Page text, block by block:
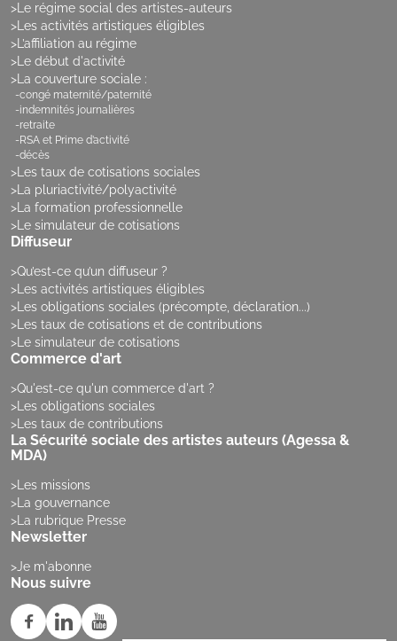
Le régime social des artistes-auteurs
Les activités artistiques éligibles
L’affiliation au régime
Le début d'activité
La couverture sociale :
congé maternité/paternité
indemnités journalières
retraite
RSA et Prime d’activité
décès
Les taux de cotisations sociales
La pluriactivité/polyactivité
La formation professionnelle
Le simulateur de cotisations
Diffuseur
Qu’est-ce qu’un diffuseur ?
Les activités artistiques éligibles
Les obligations sociales (précompte, déclaration...)
Les taux de cotisations et de contributions
Le simulateur de cotisations
Commerce d'art
Qu'est-ce qu'un commerce d'art ?
Les obligations sociales
Les taux de contributions
La Sécurité sociale des artistes auteurs (Agessa &
MDA)
Les missions
La gouvernance
La rubrique Presse
Newsletter
Je m'abonne
Nous suivre